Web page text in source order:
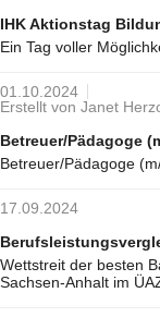
IHK Aktionstag
Ein Tag voller
01.10.2024
Erstellt von Janet
Betreuer/Pädagoge
Betreuer/Pädagoge
17.09.2024
Wettstreit der besten
Sachsen-Anhalt im